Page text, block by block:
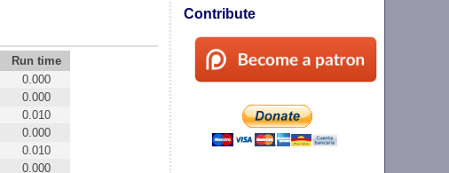
Contribute
Run time
0.000
0.000
0.010
0.000
0.010
0.000